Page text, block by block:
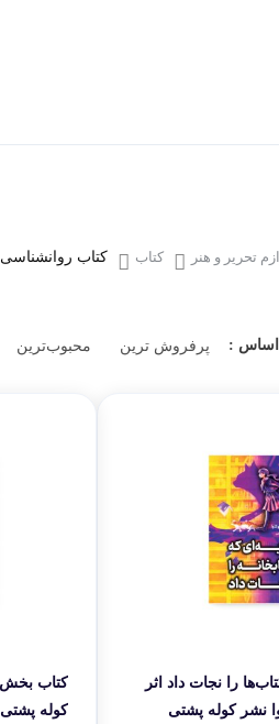
تحریر و هنر کتاب کتاب روانشناسی
اساس : پرفروش ترین محبوب‌ترین
را نجات داد اثر
نشر کوله پشتی
کوله پشتی